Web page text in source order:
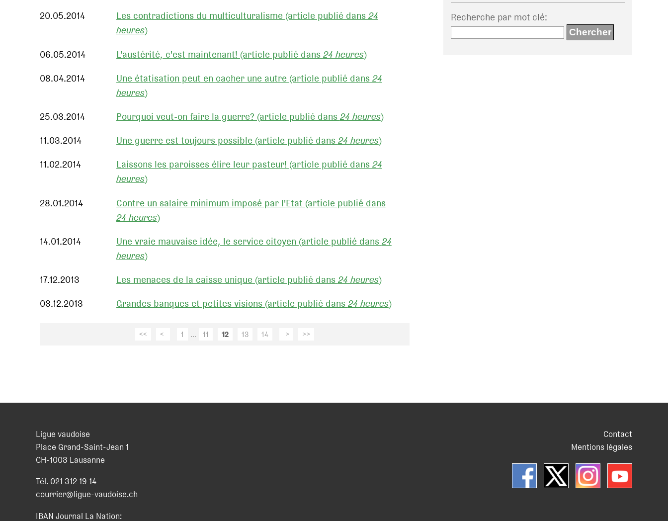
20.05.2014
Les contradictions du multiculturalisme (article publié dans24
heures)
06.05.2014
L'austérité, c'est maintenant! (article publié dans24 heures)
08.04.2014
Une étatisation peut en cacher une autre (article publié dans24
heures)
25.03.2014
Pourquoi veut-on faire la guerre? (article publié dans24 heures)
11.03.2014
Une guerre est toujours possible (article publié dans24 heures)
11.02.2014
Laissons les paroisses élire leur pasteur! (article publié dans24
heures)
28.01.2014
Contre un salaire minimum imposé par l'Etat (article publié dans
24 heures)
14.01.2014
Une vraie mauvaise idée, le service citoyen (article publié dans24
heures)
17.12.2013
Les menaces de la caisse unique (article publié dans24 heures)
03.12.2013
Grandes banques et petites visions (article publié dans24 heures)
<< < 1 ... 11 12 13 14 > >>
Recherche par mot clé:
Contact
Mentions légales
Ligue vaudoise
Place Grand-Saint-Jean 1
CH-1003 Lausanne
Tél.021 312 19 14
courrier@ligue-vaudoise.ch
IBAN Journal La Nation: